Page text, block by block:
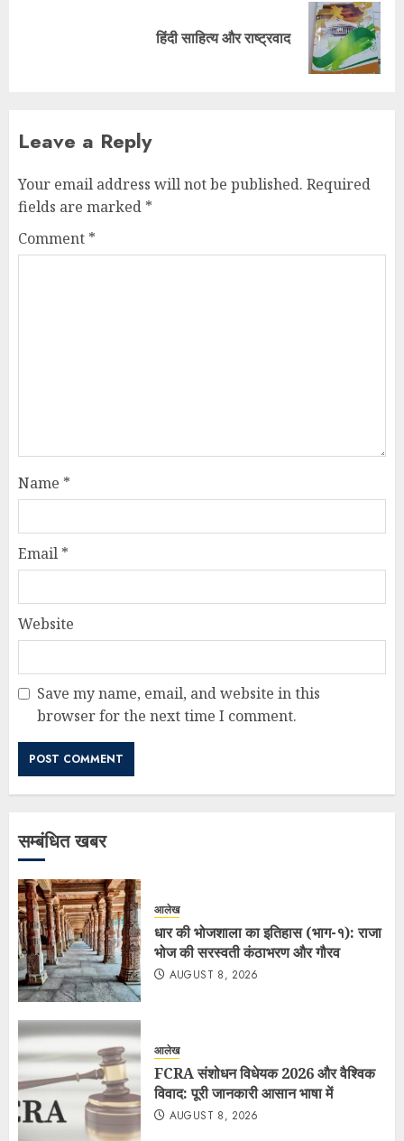
हिंदी साहित्य और राष्ट्रवाद
Leave a Reply
Your email address will not be published. Required
fields are marked *
Comment *
Name *
Email *
Website
Save my name, email, and website in this
browser for the next time I comment.
सम्बंधित खबर
आलेख
धार की भोजशाला का इतिहास (भाग-१): राजा
भोज की सरस्वती कंठाभरण और गौरव
AUGUST 8, 2026
आलेख
FCRA संशोधन विधेयक 2026 और वैश्विक
विवाद: पूरी जानकारी आसान भाषा में
AUGUST 8, 2026